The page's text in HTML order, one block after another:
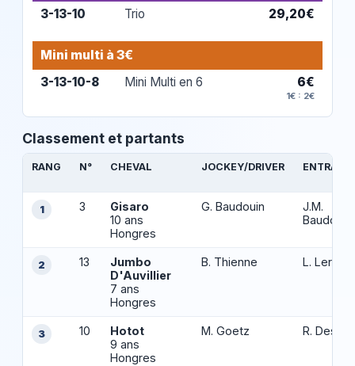
3-13-10 Trio 29,20€
Mini multi à 3€
3-13-10-8 Mini Multi en 6 6€
1€ : 2€
Classement et partants
RANG N° CHEVAL JOCKEY/DRIVER
1 3
Gisaro
10 ans
Hongres
G. Baudouin
J.M.
Baudouin
2 13
Jumbo
D'Auvillier
7 ans
Hongres
B. Thienne L.
3 10
Hotot
9 ans
Hongres
M. Goetz R.